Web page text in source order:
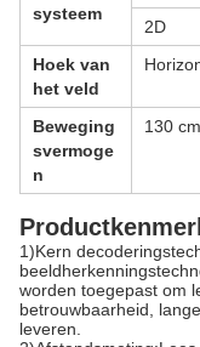
systeem
2D
Hoek van
het veld
Beweging
svermoge
n
130
1)Kern
worden toegepast om
betrouwbaarheid,
leveren.